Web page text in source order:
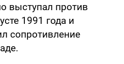
выступал против
1991 года и
сопротивление